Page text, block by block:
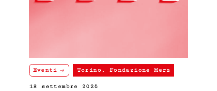
Eventi Torino, Fondazione Merz
18 settembre 2026